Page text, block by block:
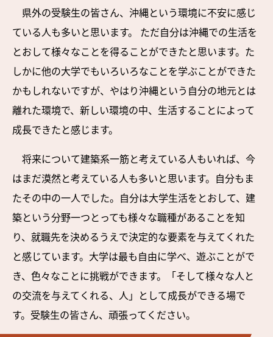
県外の受験生の皆さん、沖縄という環境に不安に感じ
ている人も多いと思います。 ただ自分は沖縄での生活を
とおして様々なことを得ることができたと思います。た
しかに他の大学でもいろいろなことを学ぶことができた
かもしれないですが、やはり沖縄という自分の地元とは
離れた環境で、新しい環境の中、生活することによって
成長できたと感じます。
将来について建築系一筋と考えている人もいれば、今
はまだ漠然と考えている人も多いと思います。自分もま
たその中の一人でした。自分は大学生活をとおして、建
築という分野一つとっても様々な職種があることを知
り、就職先を決めるうえで決定的な要素を与えてくれた
と感じています。大学は最も自由に学べ、遊ぶことがで
き、色々なことに挑戦ができます。「そして様々な人と
の交流を与えてくれる、人」として成長ができる場で
す。受験生の皆さん、頑張ってください。